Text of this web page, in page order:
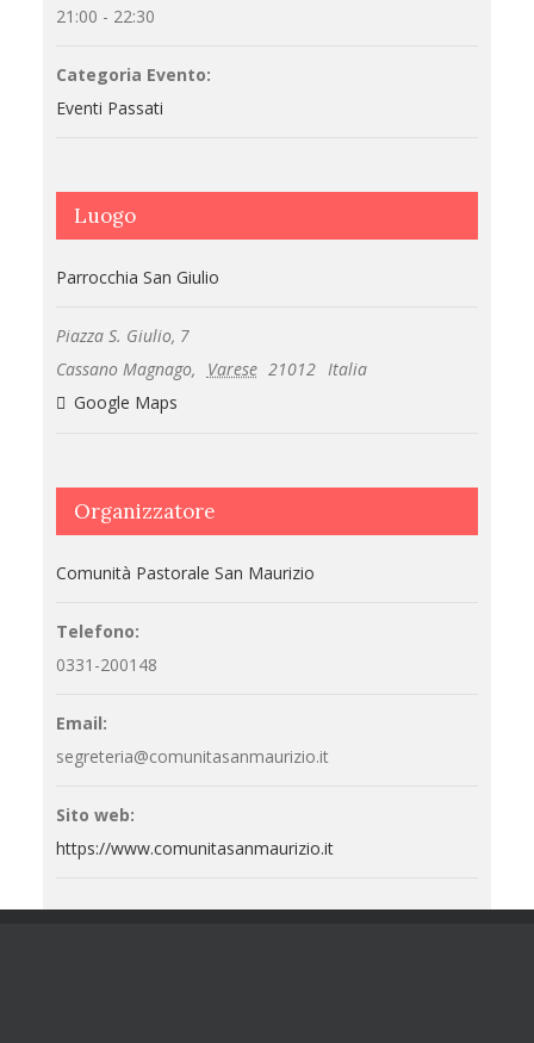
21:00 - 22:30
Categoria Evento:
Eventi Passati
Luogo
Parrocchia San Giulio
Piazza S. Giulio, 7
Cassano Magnago, Varese 21012 Italia
Google Maps
Organizzatore
Comunità Pastorale San Maurizio
Telefono:
0331-200148
Email:
segreteria@comunitasanmaurizio.it
Sito web:
https://www.comunitasanmaurizio.it